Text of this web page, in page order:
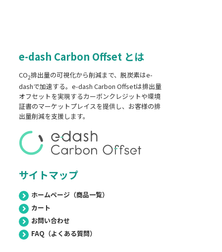
e-dash Carbon Offset とは
CO2排出量の可視化から削減まで、脱炭素はe-
dashで加速する。e-dash Carbon Offsetは排出量
オフセットを実現するカーボンクレジットや環境
証書のマーケットプレイスを提供し、お客様の排
出量削減を支援します。
サイトマップ
ホームページ（商品一覧）
カート
お問い合わせ
FAQ（よくある質問）